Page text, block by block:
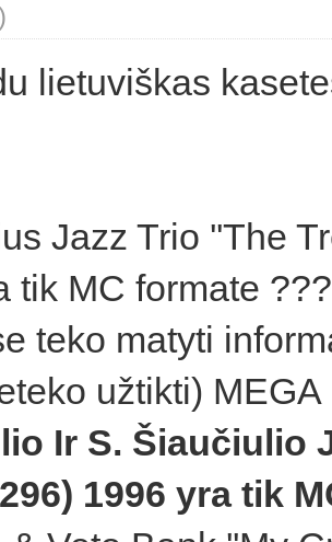
lietuviškas
Jazz Trio ''The
tik MC formate
teko matyti
užtikti) MEGA
Ir S. Šiaučiulio
1996 yra tik